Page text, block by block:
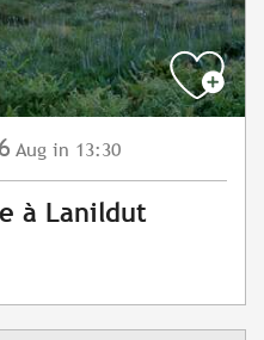
6 Aug in 13:30
à Lanildut